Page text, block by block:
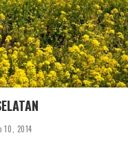
10, 2014